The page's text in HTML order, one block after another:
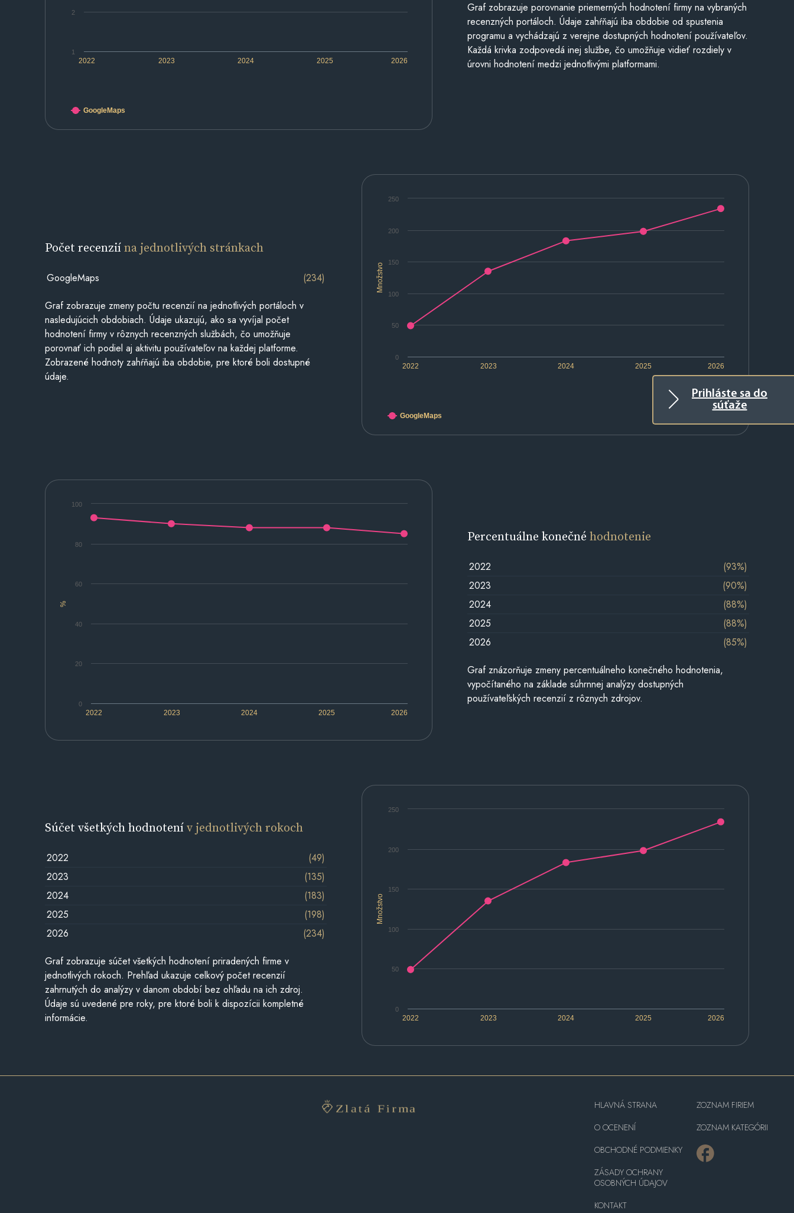
Prihláste sa do
súťaže
2022 2023 2024 2025 2026
1
2
GoogleMaps
Graf zobrazuje porovnanie priemerných hodnotení firmy na vybraných
recenzných portáloch. Údaje zahŕňajú iba obdobie od spustenia
programu a vychádzajú z verejne dostupných hodnotení používateľov.
Každá krivka zodpovedá inej službe, čo umožňuje vidieť rozdiely v
úrovni hodnotení medzi jednotlivými platformami.
Množstvo
2022 2023 2024 2025 2026
0
50
100
150
200
250
GoogleMaps
Počet recenziína jednotlivých stránkach
GoogleMaps (234)
Graf zobrazuje zmeny počtu recenzií na jednotlivých portáloch v
nasledujúcich obdobiach. Údaje ukazujú, ako sa vyvíjal počet
hodnotení firmy v rôznych recenzných službách, čo umožňuje
porovnať ich podiel aj aktivitu používateľov na každej platforme.
Zobrazené hodnoty zahŕňajú iba obdobie, pre ktoré boli dostupné
údaje.
%
2022 2023 2024 2025 2026
0
20
40
60
80
100
Percentuálne konečnéhodnotenie
2022
(93%)
2023
(90%)
2024
(88%)
2025
(88%)
2026
(85%)
Graf znázorňuje zmeny percentuálneho konečného hodnotenia,
vypočítaného na základe súhrnnej analýzy dostupných
používateľských recenzií z rôznych zdrojov.
Množstvo
2022 2023 2024 2025 2026
0
50
100
150
200
250
Súčet všetkých hodnotenív jednotlivých rokoch
2022
(49)
2023
(135)
2024
(183)
2025
(198)
2026
(234)
Graf zobrazuje súčet všetkých hodnotení priradených firme v
jednotlivých rokoch. Prehľad ukazuje celkový počet recenzií
zahrnutých do analýzy v danom období bez ohľadu na ich zdroj.
Údaje sú uvedené pre roky, pre ktoré boli k dispozícii kompletné
informácie.
HLAVNÁ STRANA
O OCENENÍ
OBCHODNÉ PODMIENKY
ZÁSADY OCHRANY
OSOBNÝCH ÚDAJOV
KONTAKT
ZOZNAM FIRIEM
ZOZNAM KATEGÓRII